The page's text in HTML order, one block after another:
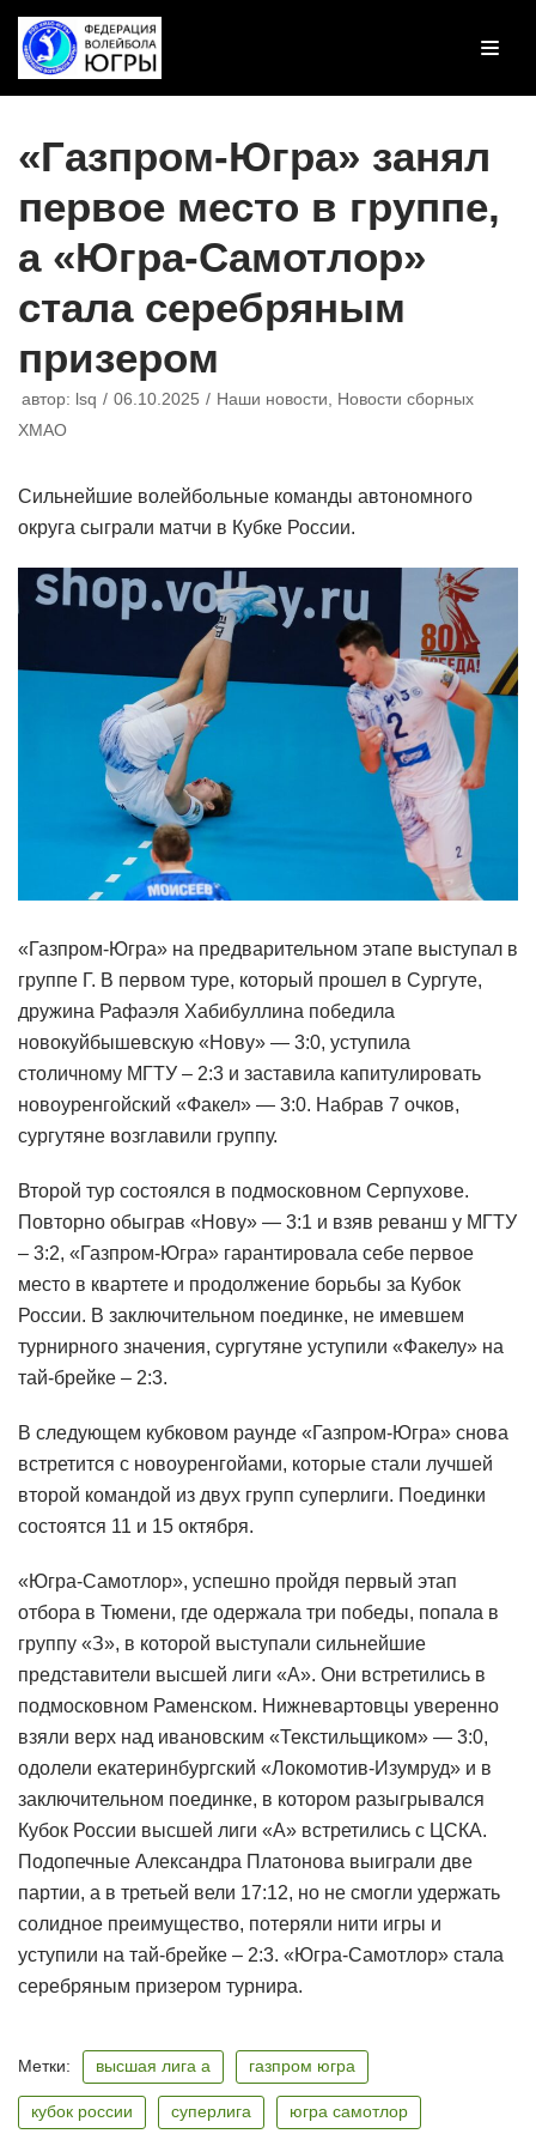
Перейти
к
«Газпром-Югра» занял
первое место в группе,
а «Югра-Самотлор»
стала серебряным
призером
автор: lsq 06.10.2025 Наши новости
Новости сборных
ХМАО
Сильнейшие волейбольные команды автономного
округа сыграли матчи в Кубке России.
«Газпром-Югра» на предварительном этапе выступал в
группе Г. В первом туре, который прошел в Сургуте,
дружина Рафаэля Хабибуллина победила
новокуйбышевскую «Нову» — 3:0, уступила
столичному МГТУ – 2:3 и заставила капитулировать
новоуренгойский «Факел» — 3:0. Набрав 7 очков,
сургутяне возглавили группу.
Второй тур состоялся в подмосковном Серпухове.
Повторно обыграв «Нову» — 3:1 и взяв реванш у МГТУ
– 3:2, «Газпром-Югра» гарантировала себе первое
место в квартете и продолжение борьбы за Кубок
России. В заключительном поединке, не имевшем
турнирного значения, сургутяне уступили «Факелу» на
тай-брейке – 2:3.
В следующем кубковом раунде «Газпром-Югра» снова
встретится с новоуренгойами, которые стали лучшей
второй командой из двух групп суперлиги. Поединки
состоятся 11 и 15 октября.
«Югра-Самотлор», успешно пройдя первый этап
отбора в Тюмени, где одержала три победы, попала в
группу «З», в которой выступали сильнейшие
представители высшей лиги «А». Они встретились в
подмосковном Раменском. Нижневартовцы уверенно
взяли верх над ивановским «Текстильщиком» — 3:0,
одолели екатеринбургский «Локомотив-Изумруд» и в
заключительном поединке, в котором разыгрывался
Кубок России высшей лиги «А» встретились с ЦСКА.
Подопечные Александра Платонова выиграли две
партии, а в третьей вели 17:12, но не смогли удержать
солидное преимущество, потеряли нити игры и
уступили на тай-брейке – 2:3. «Югра-Самотлор» стала
серебряным призером турнира.
Метки: высшая лига а газпром югра
кубок россии суперлига югра самотлор